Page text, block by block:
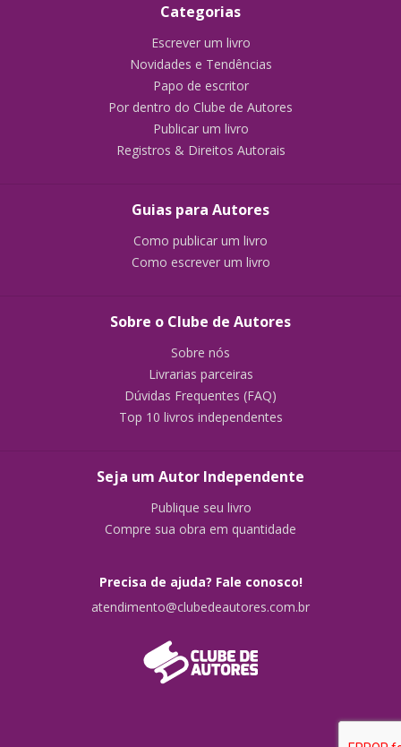
Categorias
Escrever um livro
Novidades e Tendências
Papo de escritor
Por dentro do Clube de Autores
Publicar um livro
Registros & Direitos Autorais
Guias para Autores
Como publicar um livro
Como escrever um livro
Sobre o Clube de Autores
Sobre nós
Livrarias parceiras
Dúvidas Frequentes (FAQ)
Top 10 livros independentes
Seja um Autor Independente
Publique seu livro
Compre sua obra em quantidade
Precisa de ajuda? Fale conosco!
atendimento@clubedeautores.com.br